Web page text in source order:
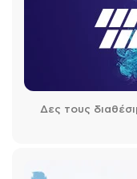
Δες τους